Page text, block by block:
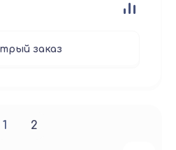
заказ
1 2